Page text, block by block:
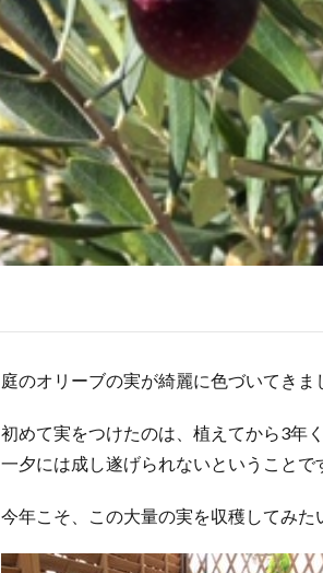
庭のオリーブの実が綺麗に色づいてきま
初めて実をつけたのは、植えてから3年
一夕には成し遂げられないということで
今年こそ、この大量の実を収穫してみた